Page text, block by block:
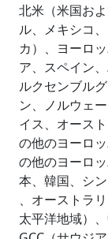
北米（米国お
ル、メキシコ
カ）、ヨーロ
ア、スペイン
ルクセンブル
ン、ノルウェ
イス、オース
の他のヨーロ
の他のヨーロ
本、韓国、シ
、オーストラ
太平洋地域）